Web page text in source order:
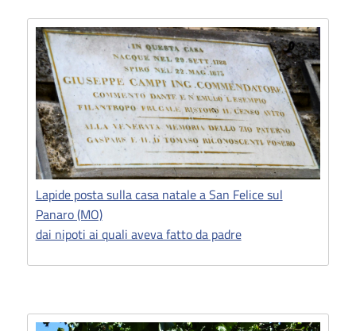
Lapide posta sulla casa natale a San Felice sul
Panaro (MO)
dai nipoti ai quali aveva fatto da padre